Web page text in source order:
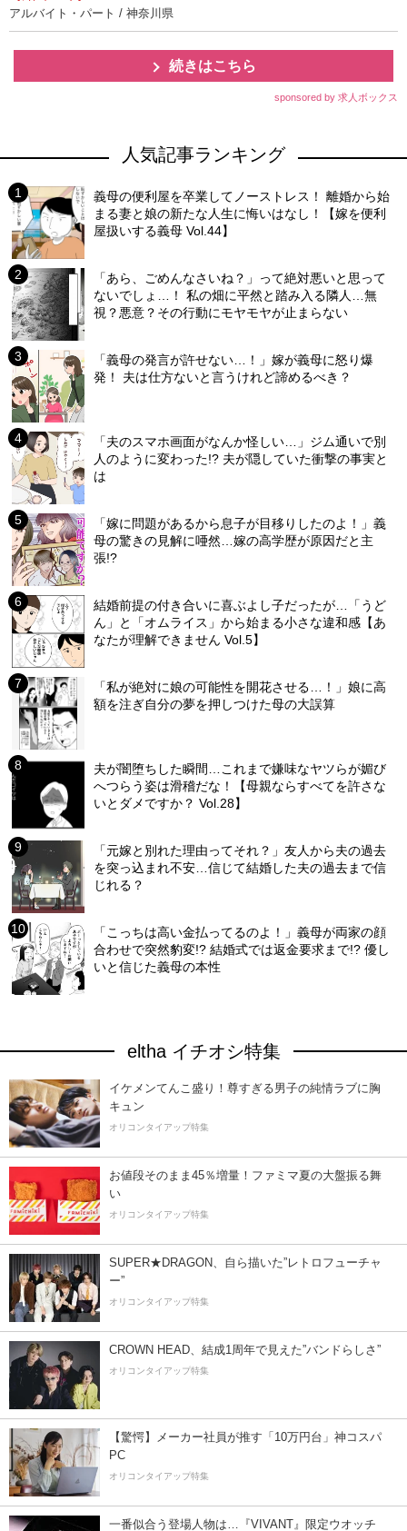
アルバイト・パート / 神奈川県
続きはこちら
sponsored by 求人ボックス
人気記事ランキング
義母の便利屋を卒業してノーストレス！ 離婚から始
まる妻と娘の新たな人生に悔いはなし！【嫁を便利
屋扱いする義母 Vol.44】
「あら、ごめんなさいね？」って絶対悪いと思って
ないでしょ…！ 私の畑に平然と踏み入る隣人…無
視？悪意？その行動にモヤモヤが止まらない
「義母の発言が許せない…！」嫁が義母に怒り爆
発！ 夫は仕方ないと言うけれど諦めるべき？
「夫のスマホ画面がなんか怪しい…」ジム通いで別
人のように変わった!? 夫が隠していた衝撃の事実と
は
「嫁に問題があるから息子が目移りしたのよ！」義
母の驚きの見解に唖然…嫁の高学歴が原因だと主
張!?
結婚前提の付き合いに喜ぶよし子だったが…「うど
ん」と「オムライス」から始まる小さな違和感【あ
なたが理解できません Vol.5】
「私が絶対に娘の可能性を開花させる…！」娘に高
額を注ぎ自分の夢を押しつけた母の大誤算
夫が闇堕ちした瞬間…これまで嫌味なヤツらが媚び
へつらう姿は滑稽だな！【母親ならすべてを許さな
いとダメですか？ Vol.28】
「元嫁と別れた理由ってそれ？」友人から夫の過去
を突っ込まれ不安…信じて結婚した夫の過去まで信
じれる？
「こっちは高い金払ってるのよ！」義母が両家の顔
合わせで突然豹変!? 結婚式では返金要求まで!? 優し
いと信じた義母の本性
eltha イチオシ特集
イケメンてんこ盛り！尊すぎる男子の純情ラブに胸
キュン
オリコンタイアップ特集
お値段そのまま45％増量！ファミマ夏の大盤振る舞
い
オリコンタイアップ特集
SUPER★DRAGON、自ら描いた”レトロフューチャ
ー”
オリコンタイアップ特集
CROWN HEAD、結成1周年で見えた”バンドらしさ”
オリコンタイアップ特集
【驚愕】メーカー社員が推す「10万円台」神コスパ
PC
オリコンタイアップ特集
一番似合う登場人物は…『VIVANT』限定ウオッチ